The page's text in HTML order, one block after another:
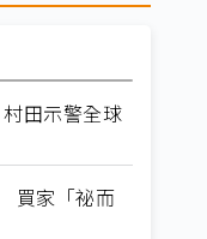
田示警全球
買家「祕而